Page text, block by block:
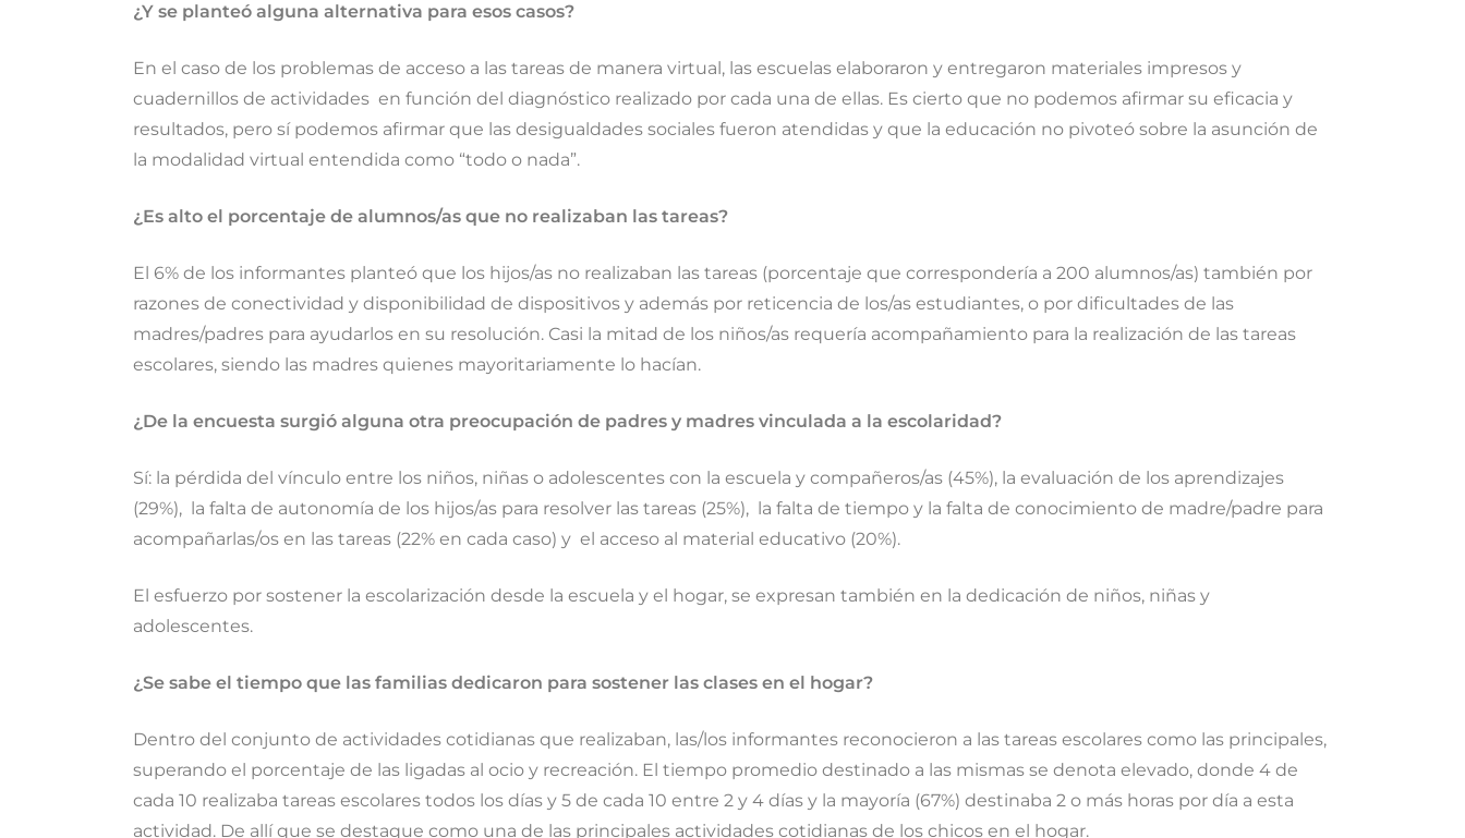
¿Y se planteó alguna alternativa para esos casos?
En el caso de los problemas de acceso a las tareas de manera virtual, las escuelas elaboraron y entregaron materiales impresos y
cuadernillos de actividades en función del diagnóstico realizado por cada una de ellas. Es cierto que no podemos afirmar su eficacia y
resultados, pero sí podemos afirmar que las desigualdades sociales fueron atendidas y que la educación no pivoteó sobre la asunción de
la modalidad virtual entendida como “todo o nada”.
¿Es alto el porcentaje de alumnos/as que no realizaban las tareas?
El 6% de los informantes planteó que los hijos/as no realizaban las tareas (porcentaje que correspondería a 200 alumnos/as) también por
razones de conectividad y disponibilidad de dispositivos y además por reticencia de los/as estudiantes, o por dificultades de las
madres/padres para ayudarlos en su resolución. Casi la mitad de los niños/as requería acompañamiento para la realización de las tareas
escolares, siendo las madres quienes mayoritariamente lo hacían.
¿De la encuesta surgió alguna otra preocupación de padres y madres vinculada a la escolaridad?
Sí: la pérdida del vínculo entre los niños, niñas o adolescentes con la escuela y compañeros/as (45%), la evaluación de los aprendizajes
(29%), la falta de autonomía de los hijos/as para resolver las tareas (25%), la falta de tiempo y la falta de conocimiento de madre/padre para
acompañarlas/os en las tareas (22% en cada caso) y el acceso al material educativo (20%).
El esfuerzo por sostener la escolarización desde la escuela y el hogar, se expresan también en la dedicación de niños, niñas y
adolescentes.
¿Se sabe el tiempo que las familias dedicaron para sostener las clases en el hogar?
Dentro del conjunto de actividades cotidianas que realizaban, las/los informantes reconocieron a las tareas escolares como las principales,
superando el porcentaje de las ligadas al ocio y recreación. El tiempo promedio destinado a las mismas se denota elevado, donde 4 de
cada 10 realizaba tareas escolares todos los días y 5 de cada 10 entre 2 y 4 días y la mayoría (67%) destinaba 2 o más horas por día a esta
actividad. De allí que se destaque como una de las principales actividades cotidianas de los chicos en el hogar.